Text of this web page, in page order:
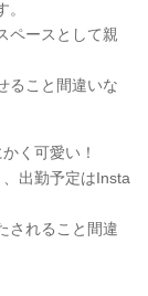
ペースとして親
ること間違いな
く可愛い！
出勤予定はInsta
されること間違